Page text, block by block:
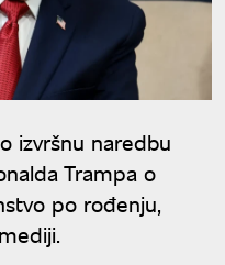
izvršnu naredbu
Trampa o
po rođenju,